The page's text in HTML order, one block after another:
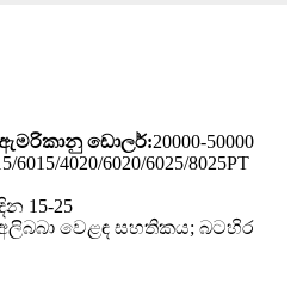
ඇමරිකානු ඩොලර්:20000-50000
6015/4020/6020/6025/8025PT
15-25
අලිබබා වෙළඳ සහතිකය; බටහිර